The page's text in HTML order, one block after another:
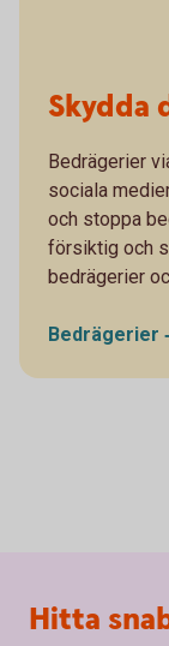
Skydda
Bedrägerier
sociala
och stoppa
försiktig och
bedrägerier
Bedrägerier
Sidfot
Hitta